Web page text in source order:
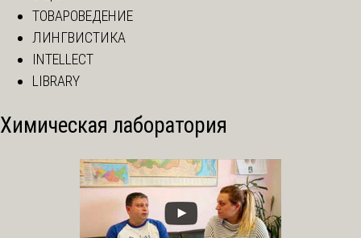
ТОВАРОВЕДЕНИЕ
ЛИНГВИСТИКА
INTELLECT
LIBRARY
Химическая лаборатория